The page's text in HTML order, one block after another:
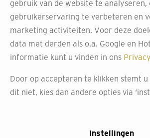
Bezoek onze winkel om de ARTE
ervaren. Hier kun je door honderden
bladeren en grote panelen
met de nieuwste designs. Wil je een
het behang in jouw huis eruit zou zien?
een 3D-tekening met het behang van
helpen je graag jouw perfecte
gebruik van de website te analyseren,
gebruikerservaring te verbeteren en
marketing activiteiten. Voor deze
data met derden als o.a. Google en
informatie kunt u vinden in ons
Door op accepteren te klikken stemt
dit niet, kies dan andere opties via
Instellingen